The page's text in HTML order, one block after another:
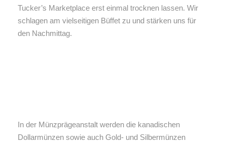
Tucker’s Marketplace erst einmal trocknen lassen. Wir
schlagen am vielseitigen Büffet zu und stärken uns für
den Nachmittag.
In der Münzprägeanstalt werden die kanadischen
Dollarmünzen sowie auch Gold- und Silbermünzen